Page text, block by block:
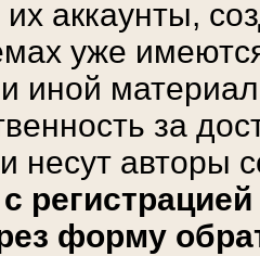
их аккаунты,
уже
иной
за
несут авторы
форму